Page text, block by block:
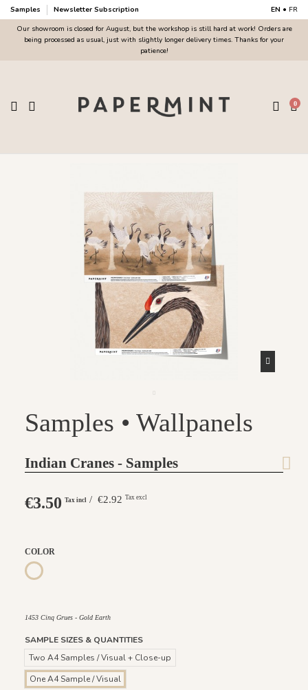
Samples Newsletter Subscription EN • FR
Our showroom is closed for August, but the workshop is still hard at work! Orders are
being processed as usual, just with slightly longer delivery times. Thanks for your
patience!
0
Samples • Wallpanels
Indian Cranes - Samples
€3.50 Tax incl / €2.92 Tax excl
COLOR
1453 Cinq Grues - Gold Earth
1453 Cinq Grues - Gold Earth
SAMPLE SIZES & QUANTITIES
Two A4 Samples / Visual + Close-up
One A4 Sample / Visual